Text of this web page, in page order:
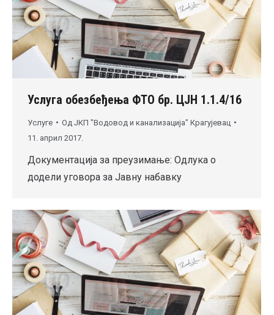
Услуга обезбеђења ФТО бр. ЦЈН 1.1.4/16
Услуге Од ЈКП "Водовод и канализација" Крагујевац
11. април 2017.
Документација за преузимање: Одлука о
додели уговора за Јавну набавку